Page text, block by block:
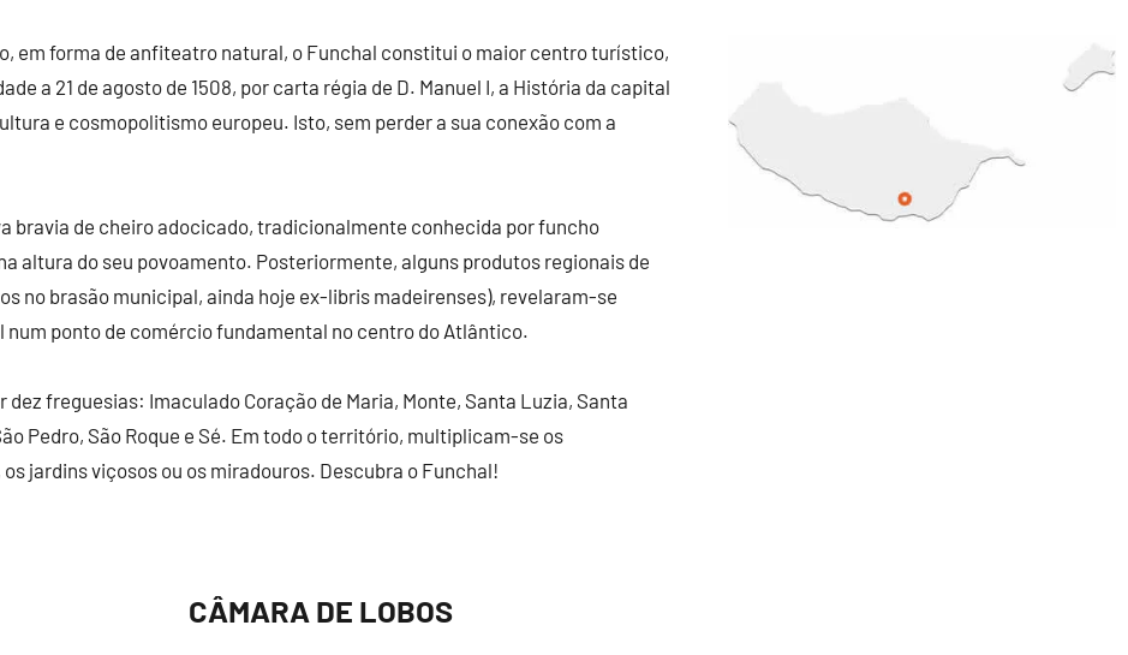
em forma de anfiteatro natural, o Funchal constitui o maior centro turístico,
a 21 de agosto de 1508, por carta régia de D. Manuel I, a História da capital
e cosmopolitismo europeu. Isto, sem perder a sua conexão com a
bravia de cheiro adocicado, tradicionalmente conhecida por funcho
altura do seu povoamento. Posteriormente, alguns produtos regionais de
no brasão municipal, ainda hoje ex-libris madeirenses), revelaram-se
ponto de comércio fundamental no centro do Atlântico.
dez freguesias: Imaculado Coração de Maria, Monte, Santa Luzia, Santa
Pedro, São Roque e Sé. Em todo o território, multiplicam-se os
jardins viçosos ou os miradouros. Descubra o Funchal!
CÂMARA DE LOBOS